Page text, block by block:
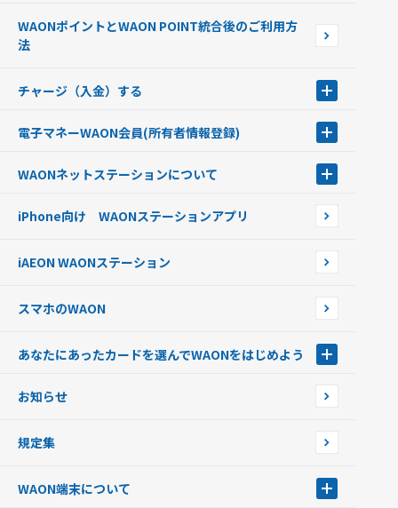
ポイントの有効期限について
WAONポイントとWAON POINT統合後のご利用方
法
チャージ（入金）する
現金でチャージする
銀行口座・ATMからチャージする
オートチャージ
ポイントからチャージする
チャージ上限金額の変更について
電子マネーWAON会員(所有者情報登録)
WAON POINTサービス会員登録に伴う個人データの共同利用のお知
WAONネットステーションについて
WAONネットステーションWAON端末について
iPhone向け WAONステーションアプリ
iAEON WAONステーション
スマホのWAON
あなたにあったカードを選んでWAONをはじめよう
フードバンク応援WAON
ご当地WAON
G.G WAON
お知らせ
規定集
WAON端末について